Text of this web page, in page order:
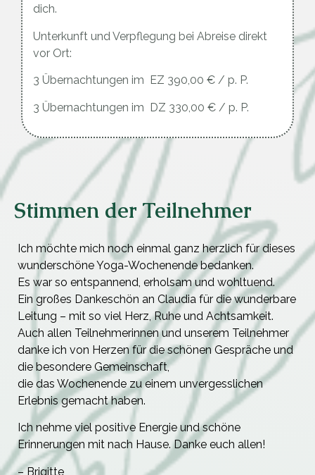
dich.
Unterkunft und Verpflegung bei Abreise direkt
vor Ort:
3 Übernachtungen im EZ 390,00 € / p. P.
3 Übernachtungen im DZ 330,00 € / p. P.
Stimmen der Teilnehmer
Ich möchte mich noch einmal ganz herzlich für dieses
wunderschöne Yoga-Wochenende bedanken.
Es war so entspannend, erholsam und wohltuend.
Ein großes Dankeschön an Claudia für die wunderbare
Leitung – mit so viel Herz, Ruhe und Achtsamkeit.
Auch allen Teilnehmerinnen und unserem Teilnehmer
danke ich von Herzen für die schönen Gespräche und
die besondere Gemeinschaft,
die das Wochenende zu einem unvergesslichen
Erlebnis gemacht haben.
Ich nehme viel positive Energie und schöne
Erinnerungen mit nach Hause. Danke euch allen!
– Brigitte